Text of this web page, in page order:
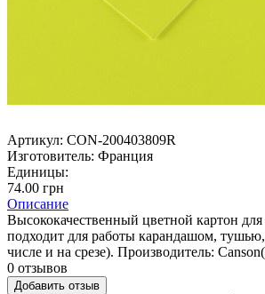
Артикул: CON-200403809R
Изготовитель: Франция
Единицы:
74.00 грн
Описание
Высококачественный цветной картон
подходит для работы карандашом,
числе и на срезе). Производитель:
0 отзывов
Добавить отзыв